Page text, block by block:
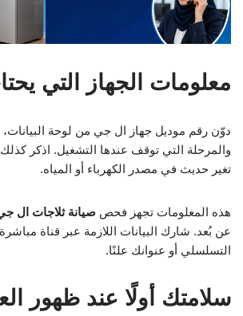
معلومات الجهاز التي
دوّن رقم موديل جهاز ال جي من لوحة البيانات،
والمرحلة التي توقف عندها التشغيل. اذكر
تغير حديث في مصدر الكهرباء أو المياه.
هذه المعلومات تجهز فحص صيانة ثلاجات ال
عن بُعد. شارك البيانات اللازمة عبر قناة
التسلسلي أو عنوانك علنًا.
سلامتك أولًا عند ظهور